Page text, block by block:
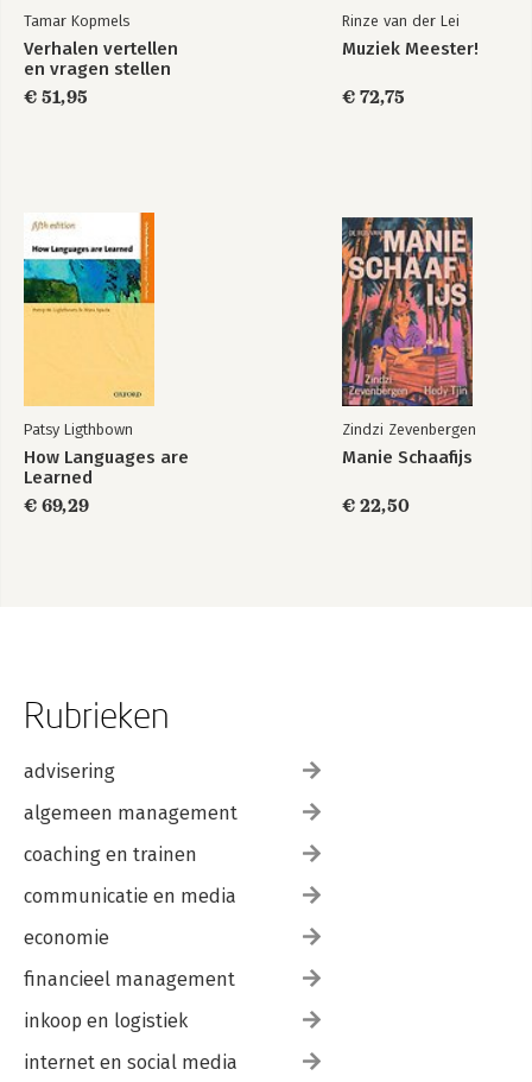
Tamar Kopmels
Verhalen vertellen
en vragen stellen
€ 51,95
Rinze van der Lei
Muziek Meester!
€ 72,75
Patsy Ligthbown
How Languages are
Learned
€ 69,29
Zindzi Zevenbergen
Manie Schaafijs
€ 22,50
Rubrieken
advisering
algemeen management
coaching en trainen
communicatie en media
economie
financieel management
inkoop en logistiek
internet en social media